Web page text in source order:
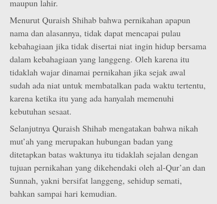
maupun lahir.
Menurut Quraish Shihab bahwa pernikahan apapun
nama dan alasannya, tidak dapat mencapai pulau
kebahagiaan jika tidak disertai niat ingin hidup bersama
dalam kebahagiaan yang langgeng. Oleh karena itu
tidaklah wajar dinamai pernikahan jika sejak awal
sudah ada niat untuk membatalkan pada waktu tertentu,
karena ketika itu yang ada hanyalah memenuhi
kebutuhan sesaat.
Selanjutnya Quraish Shihab mengatakan bahwa nikah
mut’ah yang merupakan hubungan badan yang
ditetapkan batas waktunya itu tidaklah sejalan dengan
tujuan pernikahan yang dikehendaki oleh al-Qur’an dan
Sunnah, yakni bersifat langgeng, sehidup semati,
bahkan sampai hari kemudian.